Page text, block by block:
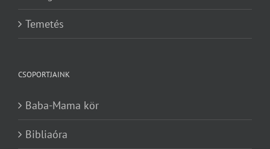
Temetés
CSOPORTJAINK
Baba-Mama kör
Bibliaóra